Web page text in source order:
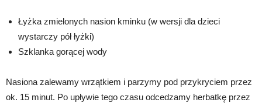
Łyżka zmielonych nasion kminku (w wersji dla dzieci
wystarczy pół łyżki)
Szklanka gorącej wody
Nasiona zalewamy wrzątkiem i parzymy pod przykryciem przez
ok. 15 minut. Po upływie tego czasu odcedzamy herbatkę przez